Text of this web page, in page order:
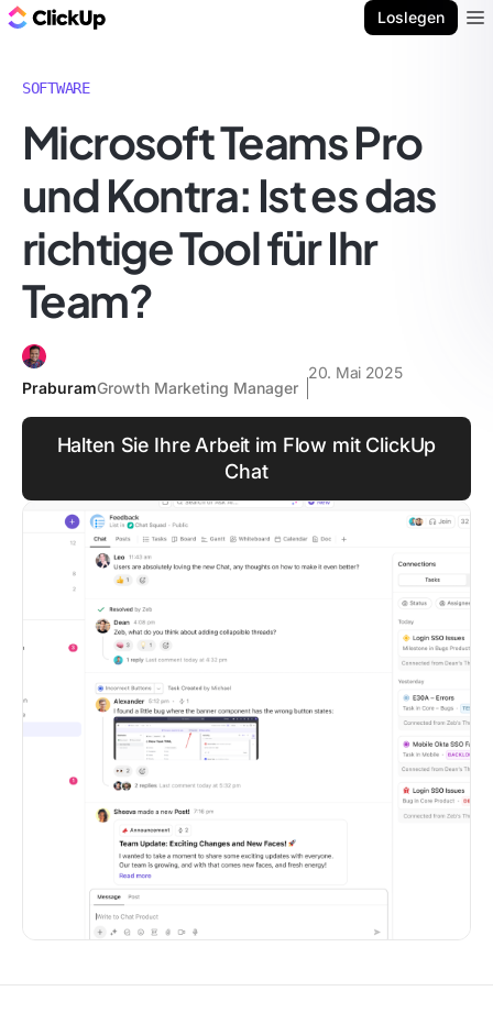
Loslegen
SOFTWARE
Microsoft Teams Pro
und Kontra: Ist es das
richtige Tool für Ihr
Team?
PraburamGrowth Marketing Manager
20. Mai 2025
Halten Sie Ihre Arbeit im Flow mit ClickUp
Chat